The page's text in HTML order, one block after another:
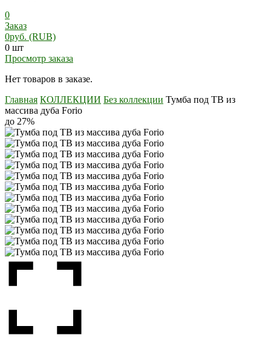
0
Заказ
0руб. (RUB)
0 шт
Просмотр заказа
Нет товаров в заказе.
Главная КОЛЛЕКЦИИ Без коллекции Тумба под ТВ из
массива дуба Forio
до 27%